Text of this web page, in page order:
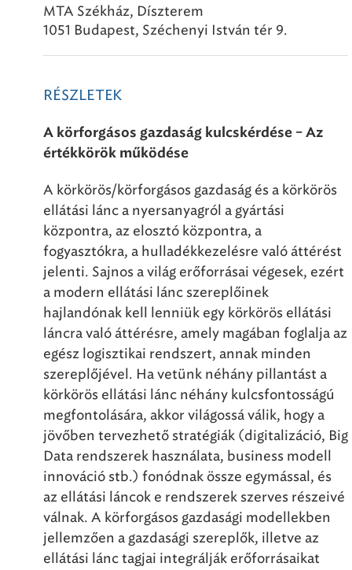
MTA Székház, Díszterem
1051 Budapest, Széchenyi István tér 9.
RÉSZLETEK
A körforgásos gazdaság kulcskérdése – Az
értékkörök működése
A körkörös/körforgásos gazdaság és a körkörös
ellátási lánc a nyersanyagról a gyártási
központra, az elosztó központra, a
fogyasztókra, a hulladékkezelésre való áttérést
jelenti. Sajnos a világ erőforrásai végesek, ezért
a modern ellátási lánc szereplőinek
hajlandónak kell lenniük egy körkörös ellátási
láncra való áttérésre, amely magában foglalja az
egész logisztikai rendszert, annak minden
szereplőjével. Ha vetünk néhány pillantást a
körkörös ellátási lánc néhány kulcsfontosságú
megfontolására, akkor világossá válik, hogy a
jövőben tervezhető stratégiák (digitalizáció, Big
Data rendszerek használata, business modell
innováció stb.) fonódnak össze egymással, és
az ellátási láncok e rendszerek szerves részeivé
válnak. A körforgásos gazdasági modellekben
jellemzően a gazdasági szereplők, illetve az
ellátási lánc tagjai integrálják erőforrásaikat